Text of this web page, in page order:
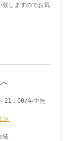
致しますのでお気
へ
21：00/年中無
≫
域